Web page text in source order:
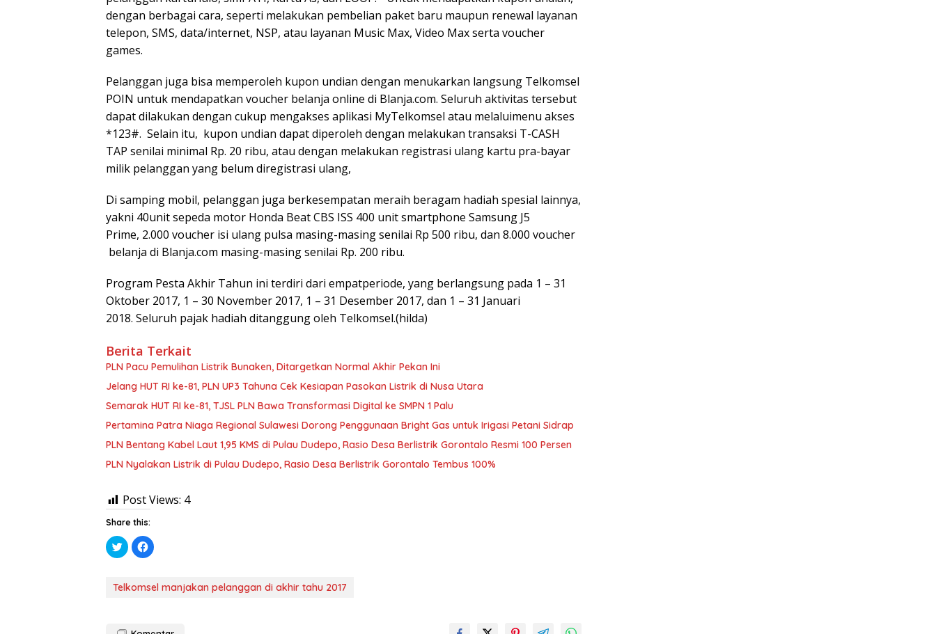
dengan berbagai cara, seperti melakukan pembelian paket baru maupun renewal layanan
telepon, SMS, data/internet, NSP, atau layanan Music Max, Video Max serta voucher
games.
Pelanggan juga bisa memperoleh kupon undian dengan menukarkan langsung Telkomsel
POIN untuk mendapatkan voucher belanja online di Blanja.com. Seluruh aktivitas tersebut
dapat dilakukan dengan cukup mengakses aplikasi MyTelkomsel atau melaluimenu akses
*123#. Selain itu, kupon undian dapat diperoleh dengan melakukan transaksi T-CASH
TAP senilai minimal Rp. 20 ribu, atau dengan melakukan registrasi ulang kartu pra-bayar
milik pelanggan yang belum diregistrasi ulang,
Di samping mobil, pelanggan juga berkesempatan meraih beragam hadiah spesial lainnya,
yakni 40unit sepeda motor Honda Beat CBS ISS 400 unit smartphone Samsung J5
Prime, 2.000 voucher isi ulang pulsa masing-masing senilai Rp 500 ribu, dan 8.000 voucher
belanja di Blanja.com masing-masing senilai Rp. 200 ribu.
Program Pesta Akhir Tahun ini terdiri dari empatperiode, yang berlangsung pada 1 – 31
Oktober 2017, 1 – 30 November 2017, 1 – 31 Desember 2017, dan 1 – 31 Januari
2018. Seluruh pajak hadiah ditanggung oleh Telkomsel.(hilda)
Berita Terkait
PLN Pacu Pemulihan Listrik Bunaken, Ditargetkan Normal Akhir Pekan Ini
Jelang HUT RI ke-81, PLN UP3 Tahuna Cek Kesiapan Pasokan Listrik di Nusa Utara
Semarak HUT RI ke-81, TJSL PLN Bawa Transformasi Digital ke SMPN 1 Palu
Pertamina Patra Niaga Regional Sulawesi Dorong Penggunaan Bright Gas untuk Irigasi Petani Sidrap
PLN Bentang Kabel Laut 1,95 KMS di Pulau Dudepo, Rasio Desa Berlistrik Gorontalo Resmi 100 Persen
PLN Nyalakan Listrik di Pulau Dudepo, Rasio Desa Berlistrik Gorontalo Tembus 100%
Post Views: 4
Share this:
K
l
n
t
e
K
l
n
t
Telkomsel manjakan pelanggan di akhir tahu 2017